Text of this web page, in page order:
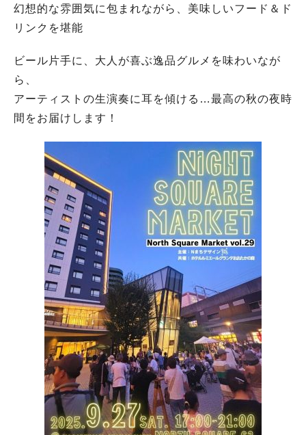
幻想的な雰囲気に包まれながら、美味しいフード＆ド
リンクを堪能
ビール片手に、大人が喜ぶ逸品グルメを味わいなが
ら、
アーティストの生演奏に耳を傾ける…最高の秋の夜時
間をお届けします！